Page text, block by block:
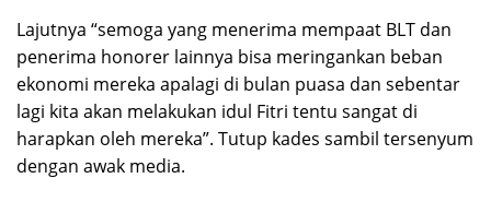
Lajutnya “semoga yang menerima mempaat BLT dan
penerima honorer lainnya bisa meringankan beban
ekonomi mereka apalagi di bulan puasa dan sebentar
lagi kita akan melakukan idul Fitri tentu sangat di
harapkan oleh mereka”. Tutup kades sambil tersenyum
dengan awak media.